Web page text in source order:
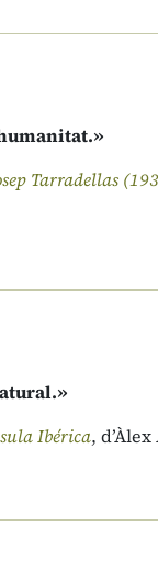
Tarradellas
Ibérica,